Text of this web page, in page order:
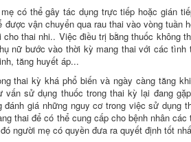
có thể gây tác dụng trực tiếp hoặc gián
vận chuyển qua rau thai vào vòng tuần
thai nhi.. Việc điều trị bằng thuốc không
nữ bước vào thời kỳ mang thai với các
tăng huyết áp...
thai kỳ khá phổ biến và ngày càng tăng
vấn sử dụng thuốc trong thai kỳ lại đang
giá những nguy cơ trong việc sử dụng
thai để có thể cung cấp cho bệnh nhân
người mẹ có quyền đưa ra quyết định tốt